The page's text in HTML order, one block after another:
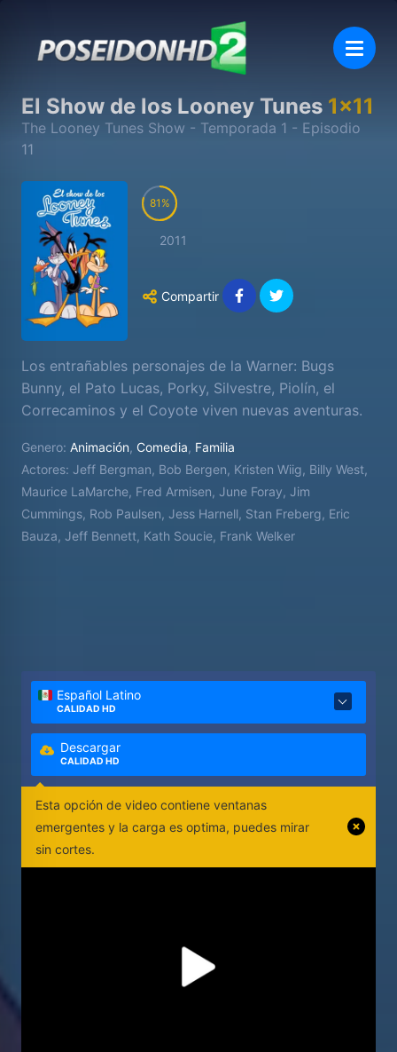
El Show de los Looney Tunes 1x11
The Looney Tunes Show - Temporada 1 - Episodio
11
81
2011
Compartir
Los entrañables personajes de la Warner: Bugs
Bunny, el Pato Lucas, Porky, Silvestre, Piolín, el
Correcaminos y el Coyote viven nuevas aventuras.
Genero: Animación, Comedia, Familia
Actores: Jeff Bergman, Bob Bergen, Kristen Wiig, Billy West,
Maurice LaMarche, Fred Armisen, June Foray, Jim
Cummings, Rob Paulsen, Jess Harnell, Stan Freberg, Eric
Bauza, Jeff Bennett, Kath Soucie, Frank Welker
Español Latino
CALIDAD HD
Descargar
CALIDAD HD
Esta opción de video contiene ventanas
emergentes y la carga es optima, puedes mirar
sin cortes.